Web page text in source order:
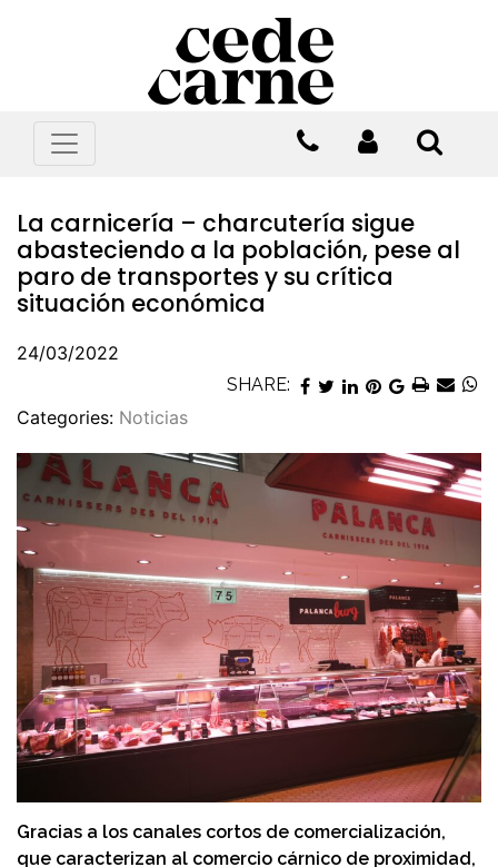
La carnicería – charcutería sigue
abasteciendo a la población, pese al
paro de transportes y su crítica
situación económica
24/03/2022
SHARE:
Categories: Noticias
Gracias a los canales cortos de comercialización,
que caracterizan al comercio cárnico de proximidad,